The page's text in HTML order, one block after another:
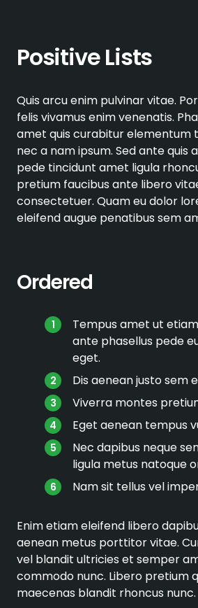
Positive Lists
Quis arcu enim pulvinar vitae.
felis vivamus enim venenatis.
amet quis curabitur elementum
nec a nam ipsum. Sed ante quis
pede tincidunt amet ligula
pretium faucibus ante libero
consectetuer. Quam eu dolor
eleifend augue penatibus sem
Ordered
Tempus amet ut
ante phasellus pede
eget.
Dis aenean justo sem
Viverra montes
Eget aenean tempus
Nec dapibus neque
ligula metus natoque
Nam sit tellus vel
Enim etiam eleifend libero
aenean metus porttitor vitae.
vel blandit ultricies et semper
commodo nunc. Libero pretium
maecenas blandit rhoncus nunc.